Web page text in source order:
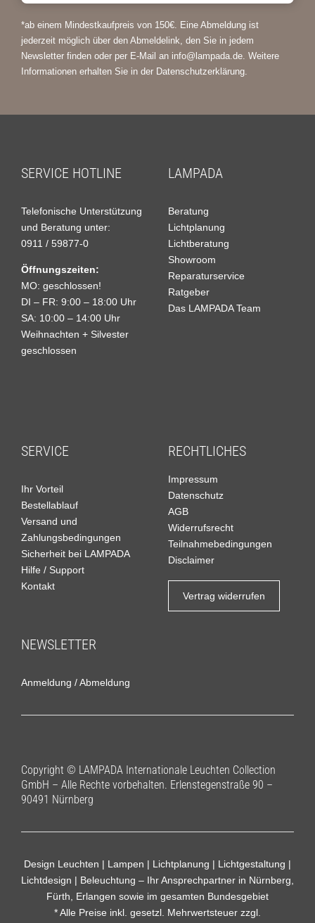
*ab einem Mindestkaufpreis von 150€.
Eine Abmeldung ist
jederzeit möglich über den Abmeldelink, den Sie in jedem
Newsletter finden oder per E-Mail an info@lampada.de. Weitere
Informationen erhalten Sie in der Datenschutzerklärung
SERVICE HOTLINE
Telefonische Unterstützung
und Beratung unter:
0911 / 59877-0
Öffnungszeiten:
MO: geschlossen!
DI – FR: 9:00 – 18:00 Uhr
SA: 10:00 – 14:00 Uhr
Weihnachten + Silvester
geschlossen
LAMPADA
Beratung
Lichtplanung
Lichtberatung
Showroom
Reparaturservice
Ratgeber
Das LAMPADA Team
SERVICE
Ihr Vorteil
Bestellablauf
Versand und
Zahlungsbedingungen
Sicherheit bei LAMPADA
Hilfe / Support
Kontakt
RECHTLICHES
Impressum
Datenschutz
AGB
Widerrufsrecht
Teilnahmebedingungen
Disclaimer
Vertrag widerrufen
NEWSLETTER
Anmeldung /Abmeldung
Copyright © LAMPADA Internationale Leuchten Collection
GmbH – Alle Rechte vorbehalten. Erlenstegenstraße 90 –
90491 Nürnberg
Design Leuchten | Lampen | Lichtplanung | Lichtgestaltung |
Lichtdesign | Beleuchtung – Ihr Ansprechpartner in Nürnberg,
Fürth, Erlangen sowie im gesamten Bundesgebiet
* Alle Preise inkl. gesetzl. Mehrwertsteuer zzgl.